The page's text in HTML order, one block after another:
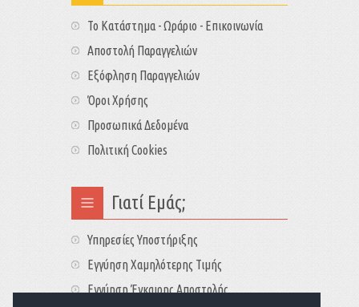
Το Κατάστημα - Ωράριο - Επικοινωνία
Αποστολή Παραγγελιών
Εξόφληση Παραγγελιών
Όροι Χρήσης
Προσωπικά Δεδομένα
Πολιτική Cookies
Γιατί Εμάς;
Υπηρεσίες Υποστήριξης
Εγγύηση Χαμηλότερης Τιμής
Εγγύηση Έγκαιρης Αποστολής